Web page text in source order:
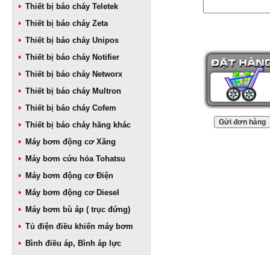
Thiết bị báo cháy Teletek
Thiết bị báo cháy Zeta
Thiết bị báo cháy Unipos
Thiết bị báo cháy Notifier
Thiết bị báo cháy Networx
Thiết bị báo cháy Multron
Thiết bị báo cháy Cofem
Thiết bị báo cháy hãng khác
Máy bơm động cơ Xăng
Máy bơm cứu hỏa Tohatsu
Máy bơm động cơ Điện
Máy bơm động cơ Diesel
Máy bơm bù áp ( trục đứng)
Tủ điện điều khiển máy bơm
Bình điều áp, Bình áp lực